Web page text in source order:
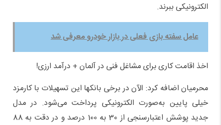
الکترونیکی ببرند.
عامل سفته بازی فعلی در بازار خودرو معرفی شد
اخذ اقامت کاری برای مشاغل فنی در آلمان + درآمد ارزی!
محرمیان اضافه کرد: الآن در برخی بانکها این تسهیلات با کارمزد
خیلی پایین به‌صورت الکترونیکی پرداخت می‌شود. در مدل
جدید پوشش اعتبارسنجی از 30 به 100 درصد و در دقت به 88